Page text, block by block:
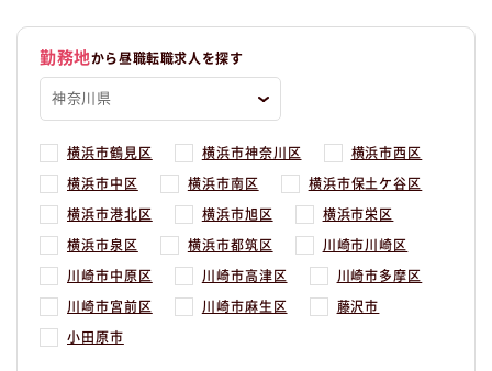
勤務地から昼職転職求人を探す
横浜市鶴見区 横浜市神奈川区 横浜市西区
横浜市中区 横浜市南区 横浜市保土ケ谷区
横浜市港北区 横浜市旭区 横浜市栄区
横浜市泉区 横浜市都筑区 川崎市川崎区
川崎市中原区 川崎市高津区 川崎市多摩区
川崎市宮前区 川崎市麻生区 藤沢市
小田原市